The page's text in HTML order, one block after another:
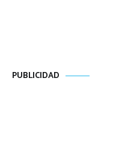
PUBLICIDAD